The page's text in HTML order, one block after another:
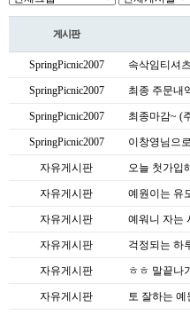
게시판
SpringPicnic2007 속삭임티셔
SpringPicnic2007 최종 주문내
SpringPicnic2007 최종마감~ (
SpringPicnic2007 이창영님으
자유게시판 오늘 첫가입
자유게시판 예원이는 유
자유게시판 예워니 자는
자유게시판 걱정되는 하
자유게시판 ㅎㅎ 말끝나
자유게시판 토 잘하는 예